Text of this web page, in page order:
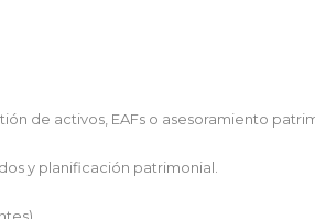
de activos, EAFs o asesoramiento
y planificación patrimonial.